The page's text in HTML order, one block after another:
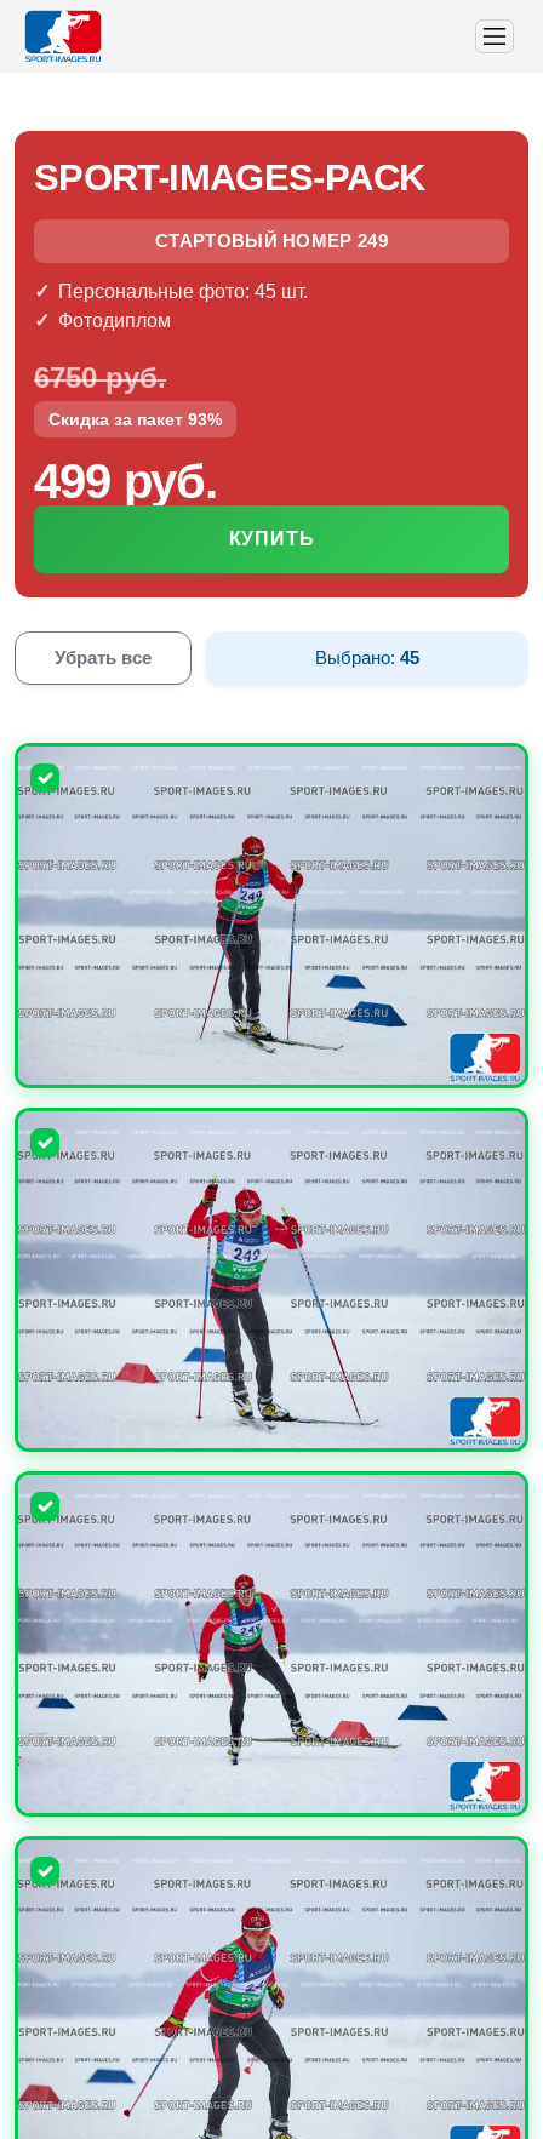
SPORT-IMAGES-PACK
СТАРТОВЫЙ НОМЕР 249
Персональные фото: 45 шт.
Фотодиплом
6750 руб.
Скидка за пакет 93%
499 руб.
КУПИТЬ
Убрать все Выбрано:45
УВЕЛИЧИТЬ
УВЕЛИЧИТЬ
УВЕЛИЧИТЬ